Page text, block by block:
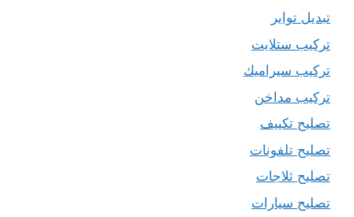
تبديل تواير
تركيب ستلايت
تركيب سيراميك
تركيب مداخن
تصليح تكييف
تصليح تلفونات
تصليح ثلاجات
تصليح سيارات